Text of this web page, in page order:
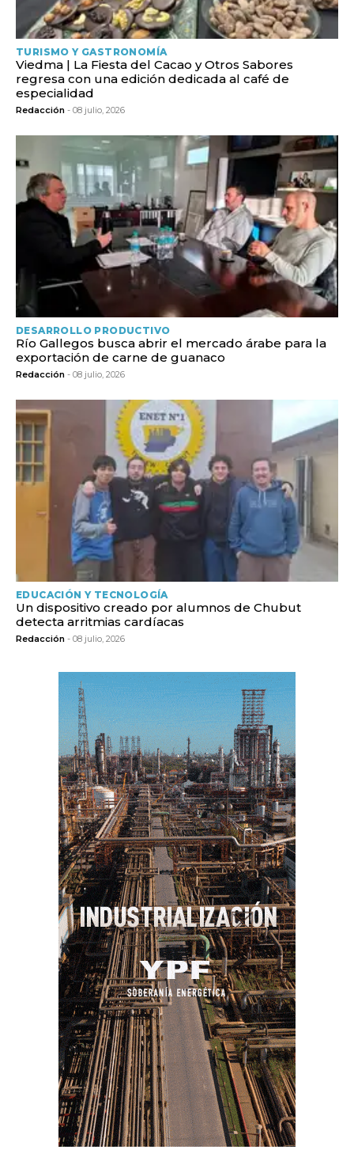
TURISMO Y GASTRONOMÍA
Viedma | La Fiesta del Cacao y Otros Sabores
regresa con una edición dedicada al café de
especialidad
Redacción - 08 julio, 2026
DESARROLLO PRODUCTIVO
Río Gallegos busca abrir el mercado árabe para la
exportación de carne de guanaco
Redacción - 08 julio, 2026
EDUCACIÓN Y TECNOLOGÍA
Un dispositivo creado por alumnos de Chubut
detecta arritmias cardíacas
Redacción - 08 julio, 2026